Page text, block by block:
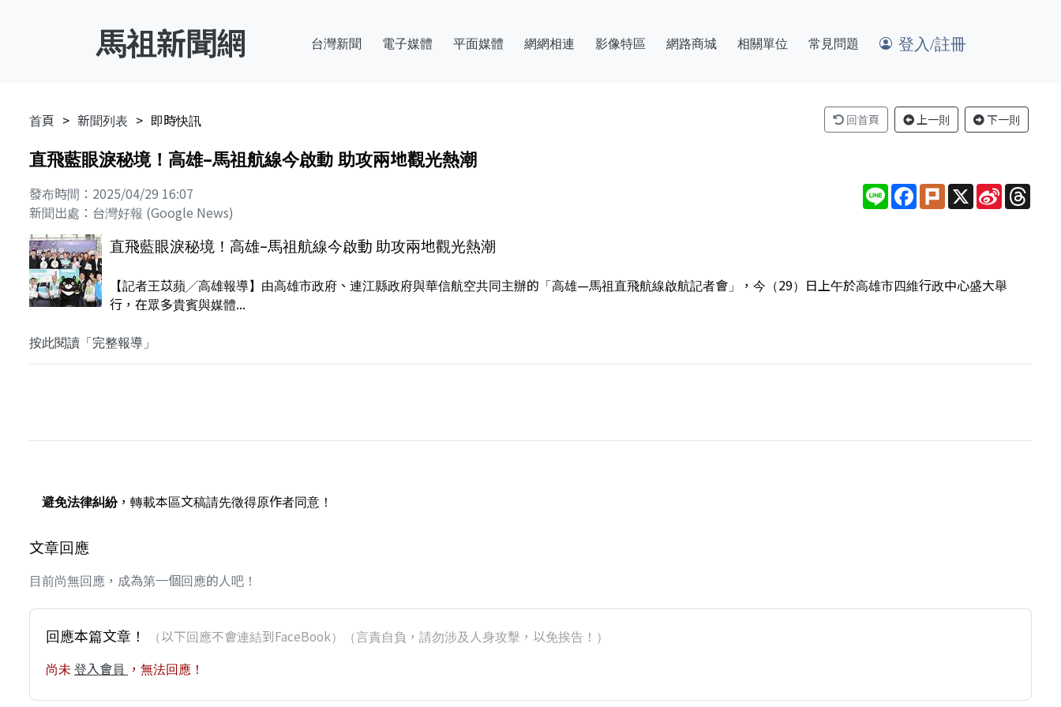
馬祖新聞網 台灣新聞 電子媒體 平面媒體 網網相連 影像特區 網路商城 相關單位 常見問題 登入/註冊
首頁 新聞列表 即時快訊 回首頁 上一則 下一則
直飛藍眼淚秘境！高雄–馬祖航線今啟動 助攻兩地觀光熱潮
發布時間：2025/04/29 16:07
新聞出處：台灣好報 (Google News)
Line Facebook
PlurkX Sina
Weibo
直飛藍眼淚秘境！高雄–馬祖航線今啟動 助攻兩地觀光熱潮
【記者王苡蘋╱高雄報導】由高雄市政府、連江縣政府與華信航空共同主辦的「高雄—馬祖直飛航線啟航記者會」，今（29）日上午於高雄市四維行政中心盛大舉
行，在眾多貴賓與媒體...
按此閱讀「完整報導」
避免法律糾紛，轉載本區文稿請先徵得原作者同意！
文章回應
目前尚無回應，成為第一個回應的人吧！
回應本篇文章！ （以下回應不會連結到FaceBook）（言責自負，請勿涉及人身攻擊，以免挨告！）
尚未 登入會員 ，無法回應！